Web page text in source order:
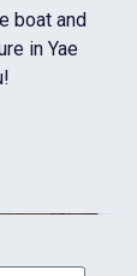
boat and
in Yae